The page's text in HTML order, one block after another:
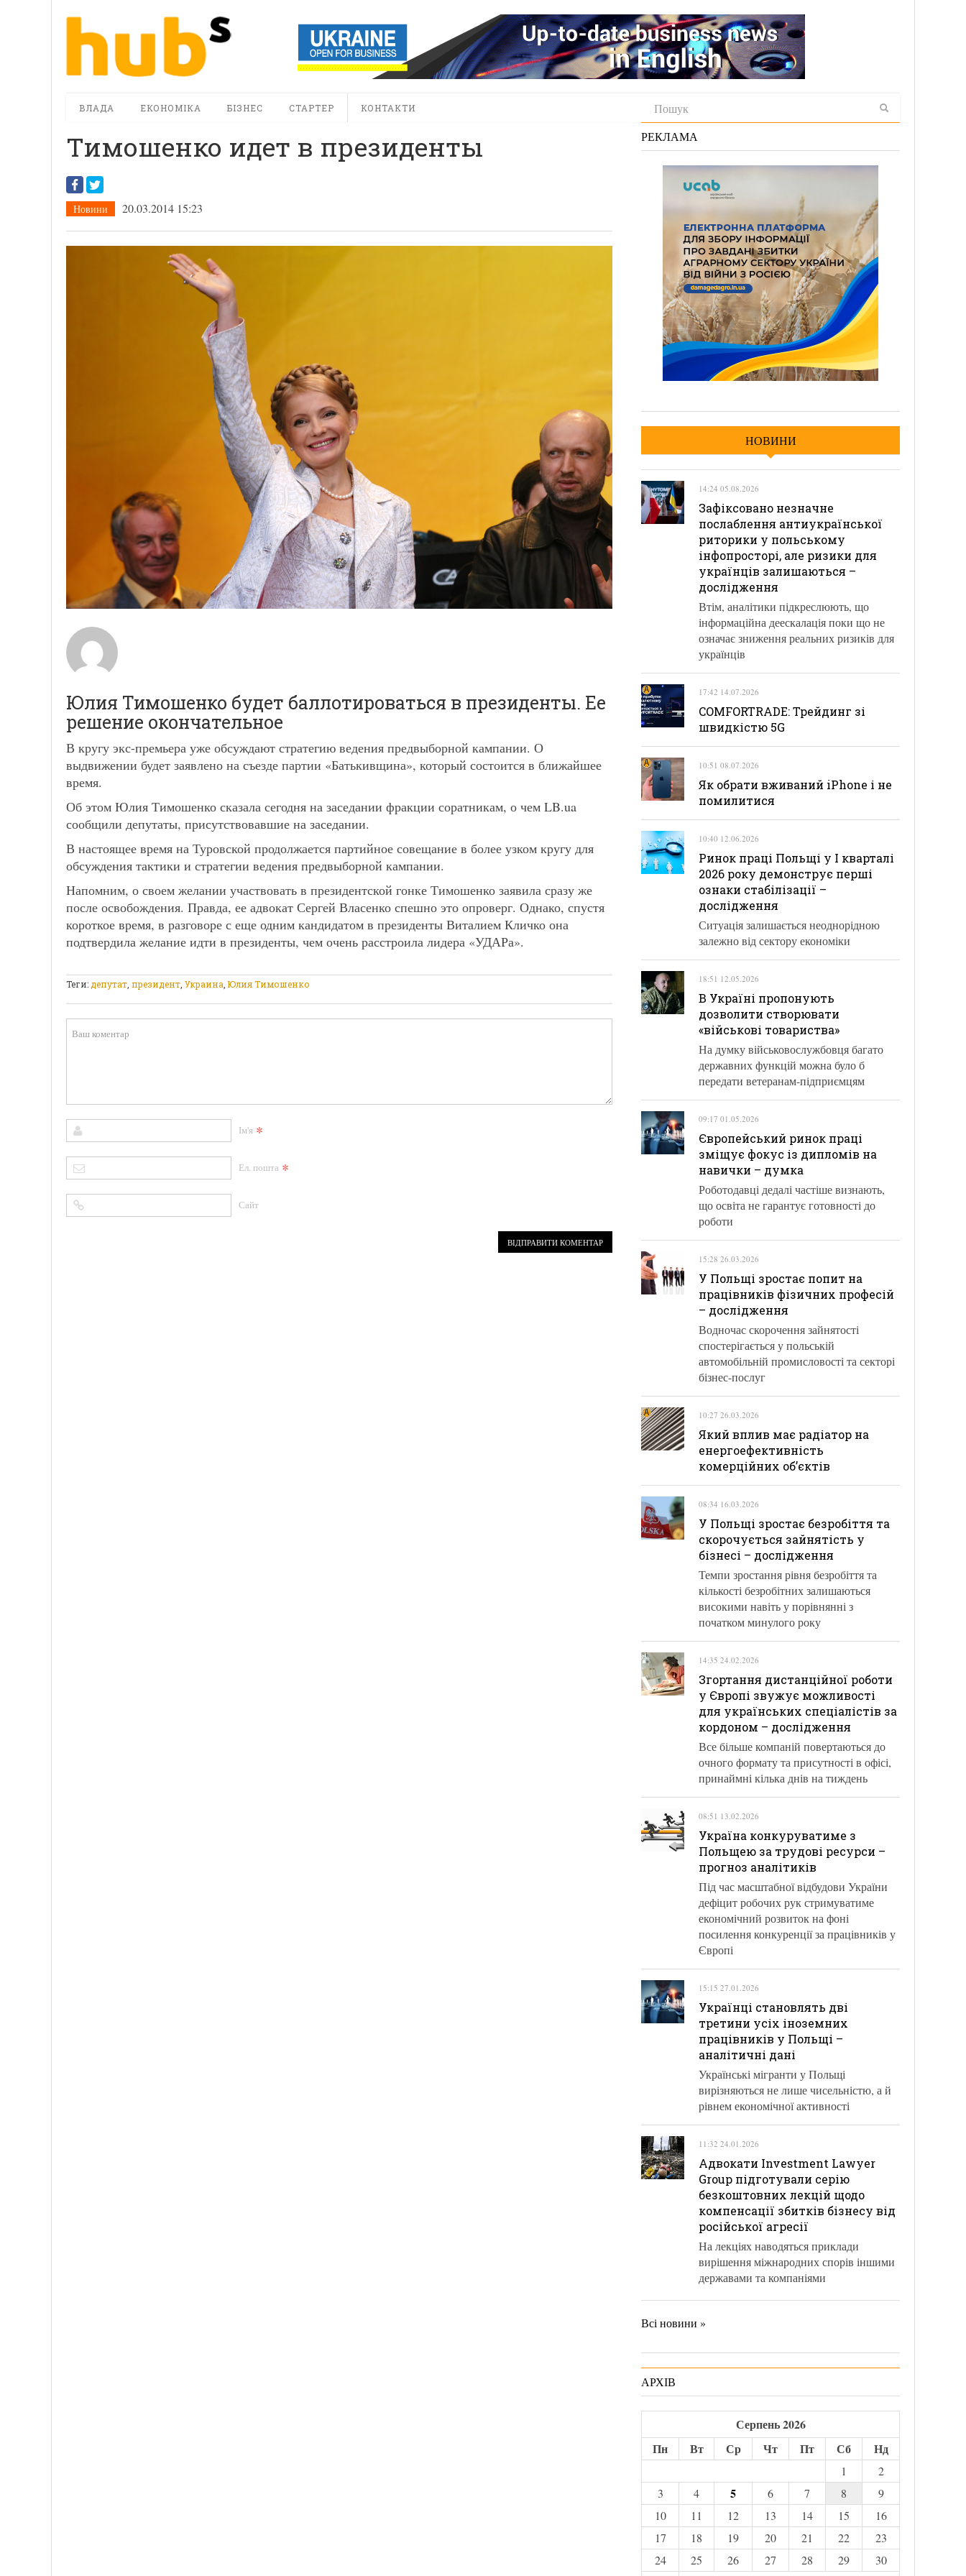
ВЛАДА ЕКОНОМІКА БІЗНЕС СТАРТЕР КОНТАКТИ
Тимошенко идет в президенты
Новини 20.03.2014 15:23
Юлия Тимошенко будет баллотироваться в президенты. Ее
решение окончательное
В кругу экс-премьера уже обсуждают стратегию ведения предвыборной кампании. О
выдвижении будет заявлено на съезде партии «Батькивщина», который состоится в ближайшее
время.
Об этом Юлия Тимошенко сказала сегодня на заседании фракции соратникам, о чем LB.ua
сообщили депутаты, присутствовавшие на заседании.
В настоящее время на Туровской продолжается партийное совещание в более узком кругу для
обсуждения тактики и стратегии ведения предвыборной кампании.
Напомним, о своем желании участвовать в президентской гонке Тимошенко заявила сразу же
после освобождения. Правда, ее адвокат Сергей Власенко спешно это опроверг. Однако, спустя
короткое время, в разговоре с еще одним кандидатом в президенты Виталием Кличко она
подтвердила желание идти в президенты, чем очень расстроила лидера «УДАРа».
Теги:депутат, президент, Украина,Юлия Тимошенко
Ім'я *
Ел. пошта *
Сайт
РЕКЛАМА
НОВИНИ
14:24 05.08.2026
Зафіксовано незначне
послаблення антиукраїнської
риторики у польському
інфопросторі, але ризики для
українців залишаються –
дослідження
Втім, аналітики підкреслюють, що
інформаційна деескалація поки що не
означає зниження реальних ризиків для
українців
17:42 14.07.2026
COMFORTRADE: Трейдинг зі
швидкістю 5G
10:51 08.07.2026
Як обрати вживаний iPhone і не
помилитися
10:40 12.06.2026
Ринок праці Польщі у І кварталі
2026 року демонструє перші
ознаки стабілізації –
дослідження
Ситуація залишається неоднорідною
залежно від сектору економіки
18:51 12.05.2026
В Україні пропонують
дозволити створювати
«військові товариства»
На думку військовослужбовця багато
державних функцій можна було б
передати ветеранам-підприємцям
09:17 01.05.2026
Європейський ринок праці
зміщує фокус із дипломів на
навички – думка
Роботодавці дедалі частіше визнають,
що освіта не гарантує готовності до
роботи
15:28 26.03.2026
У Польщі зростає попит на
працівників фізичних професій
– дослідження
Водночас скорочення зайнятості
спостерігається у польській
автомобільній промисловості та секторі
бізнес-послуг
10:27 26.03.2026
Який вплив має радіатор на
енергоефективність
комерційних об’єктів
08:34 16.03.2026
У Польщі зростає безробіття та
скорочується зайнятість у
бізнесі – дослідження
Темпи зростання рівня безробіття та
кількості безробітних залишаються
високими навіть у порівнянні з
початком минулого року
14:35 24.02.2026
Згортання дистанційної роботи
у Європі звужує можливості
для українських спеціалістів за
кордоном – дослідження
Все більше компаній повертаються до
очного формату та присутності в офісі,
принаймні кілька днів на тиждень
08:51 13.02.2026
Україна конкуруватиме з
Польщею за трудові ресурси –
прогноз аналітиків
Під час масштабної відбудови України
дефіцит робочих рук стримуватиме
економічний розвиток на фоні
посилення конкуренції за працівників у
Європі
15:15 27.01.2026
Українці становлять дві
третини усіх іноземних
працівників у Польщі –
аналітичні дані
Українські мігранти у Польщі
вирізняються не лише чисельністю, а й
рівнем економічної активності
11:32 24.01.2026
Адвокати Investment Lawyer
Group підготували серію
безкоштовних лекцій щодо
компенсації збитків бізнесу від
російської агресії
На лекціях наводяться приклади
вирішення міжнародних спорів іншими
державами та компаніями
Всі новини »
АРХІВ
Серпень 2026
Пн
Вт Ср Чт Пт Сб Нд
1
2
3
4 5 6 7 8
9
10
11 12 13 14 15
16
17
18 19 20 21 22
23
24
25 26 27 28 29
30